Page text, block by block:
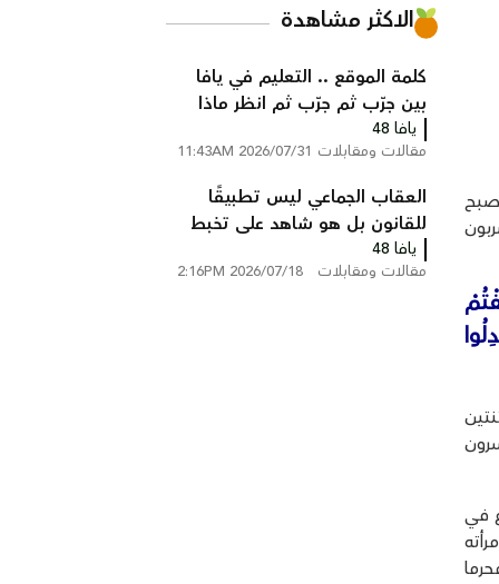
في
الاكثر مشاهدة
كلمة الموقع .. التعليم في يافا
بين جرّب ثم جرّب ثم انظر ماذا
سيحدث!
يافا 48
مقالات ومقابلات 2026/07/31 11:43AM
العقاب الجماعي ليس تطبيقًا
للقانون بل هو شاهد على تخبط
المؤسسه الرسمية بقلم : عمر
سكسك
يافا 48
مقالات ومقابلات 2026/07/18 2:16PM